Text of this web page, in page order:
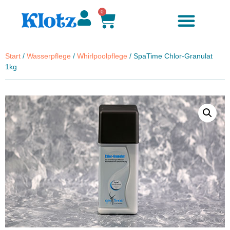
0
Start / Wasserpflege / Whirlpoolpflege / SpaTime Chlor-Granulat
1kg